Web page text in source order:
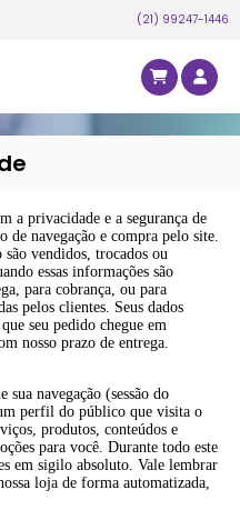
(21) 99247-1446
a privacidade e a segurança de
de navegação e compra pelo site.
são vendidos, trocados ou
essas informações são
para cobrança, ou para
pelos clientes. Seus dados
seu pedido chegue em
nosso prazo de entrega.
navegação (sessão do
perfil do público que visita o
produtos, conteúdos e
para você. Durante todo este
em sigilo absoluto. Vale lembrar
loja de forma automatizada,